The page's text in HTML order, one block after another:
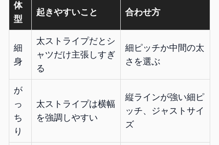
体
型
起きやすいこと 合わせ方
細
身
太ストライプだとシ
ャツだけ主張しすぎ
る
細ピッチか中間の太
さを選ぶ
が
っ
ち
り
太ストライプは横幅
を強調しやすい
縦ラインが強い細ピ
ッチ、ジャストサイ
ズ